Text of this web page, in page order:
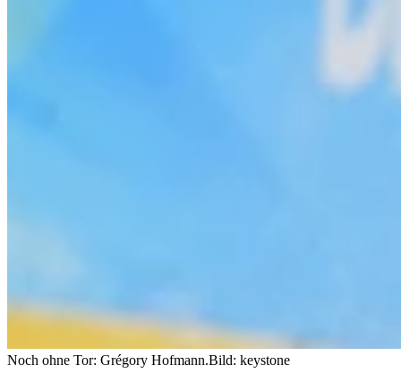
Noch ohne Tor: Grégory Hofmann.Bild: keystone